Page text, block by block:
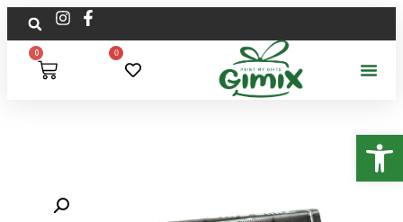
פתח סרגל נגישות
0
0